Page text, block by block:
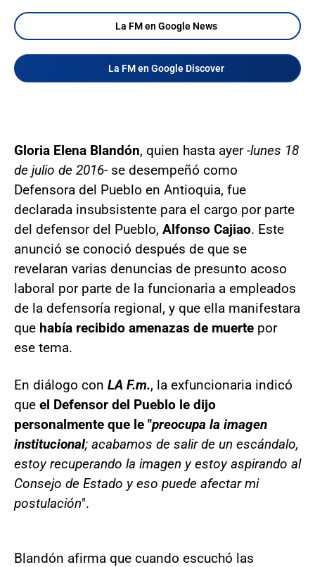
La FM en Google News
La FM en Google Discover
Gloria Elena Blandón, quien hasta ayer -lunes 18
de julio de 2016- se desempeñó como
Defensora del Pueblo en Antioquia, fue
declarada insubsistente para el cargo por parte
del defensor del Pueblo, Alfonso Cajiao. Este
anunció se conoció después de que se
revelaran varias denuncias de presunto acoso
laboral por parte de la funcionaria a empleados
de la defensoría regional, y que ella manifestara
que había recibido amenazas de muerte por
ese tema.
En diálogo con LA F.m., la exfuncionaria indicó
que el Defensor del Pueblo le dijo
personalmente que le "preocupa la imagen
institucional; acabamos de salir de un escándalo,
estoy recuperando la imagen y estoy aspirando al
Consejo de Estado y eso puede afectar mi
postulación".
Blandón afirma que cuando escuchó las